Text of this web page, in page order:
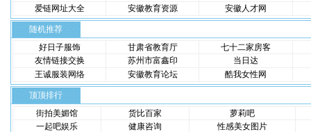
爱链网址大全
安徽教育资源 安徽人才网
随机推荐
好日子服饰
甘肃省教育厅
七十二家房客
友情链接交换
苏州市富鑫印
当日达
王诚服装网络
安徽教育论坛 酷我女性网
顶顶排行
街拍美媚馆
货比百家
萝莉吧
一起吧娱乐
健康咨询
性感美女图片